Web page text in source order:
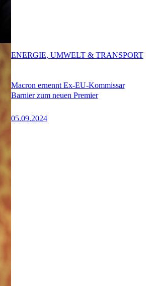
Macron ernennt Ex-EU-Kommissar
Barnier zum neuen Premier
05.09.2024
ENERGIE, UMWELT & TRANSPORT